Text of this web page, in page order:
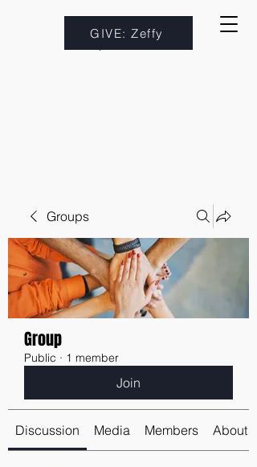
GIVE: Zeffy
Groups
Group
Public · 1 member
Join
Discussion Media Members About